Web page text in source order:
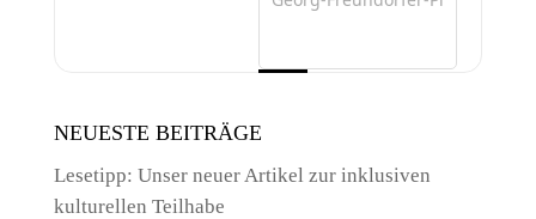
NEUESTE BEITRÄGE
Lesetipp: Unser neuer Artikel zur inklusiven
kulturellen Teilhabe